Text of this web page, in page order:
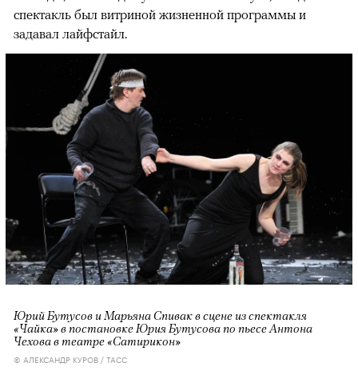
спектакль был витриной жизненной программы и
задавал лайфстайл.
Юрий Бутусов и Марьяна Спивак в сцене из спектакля
«Чайка» в постановке Юрия Бутусова по пьесе Антона
Чехова в театре «Сатирикон»
© АЛЕКСАНДР КУРОВ / ТАСС